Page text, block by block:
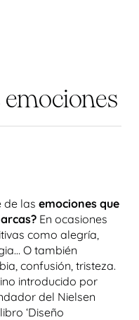
emociones
de las emociones que
En ocasiones
como alegría,
O también
confusión, tristeza.
introducido por
del Nielsen
‘Diseño